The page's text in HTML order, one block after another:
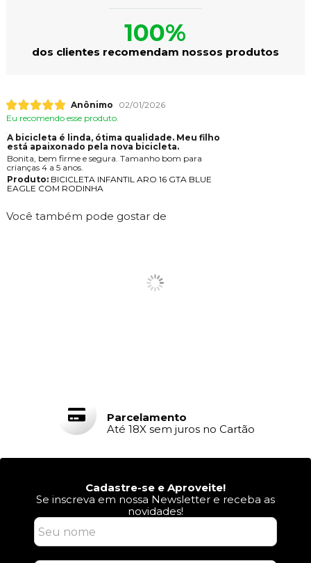
100%
dos clientes recomendam nossos produtos
Anônimo
02/01/2026
Eu recomendo esse produto.
A bicicleta é linda, ótima qualidade. Meu filho
está apaixonado pela nova bicicleta.
Bonita, bem firme e segura. Tamanho bom para
crianças 4 a 5 anos.
Produto:BICICLETA INFANTIL ARO 16 GTA BLUE
EAGLE COM RODINHA
Você também pode gostar de
Parcelamento
Até 18X sem juros no Cartão
Cadastre-se e Aproveite!
Se inscreva em nossa Newsletter e receba as
novidades!